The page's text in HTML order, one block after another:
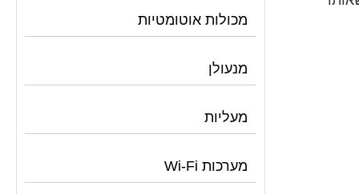
מכולות אוטומטיות
מנעולן
מעליות
מערכות Wi-Fi